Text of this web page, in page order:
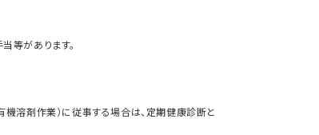
等があります。
機溶剤作業）に従事する場合は、定期健康診断と